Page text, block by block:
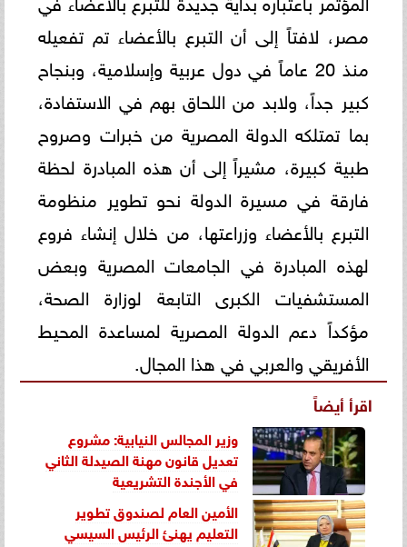
مصر، لافتاً إلى أن التبرع بالأعضاء تم تفعيله
منذ 20 عاماً في دول عربية وإسلامية، وبنجاح
كبير جداً، ولابد من اللحاق بهم في الاستفادة،
بما تمتلكه الدولة المصرية من خبرات وصروح
طبية كبيرة، مشيراً إلى أن هذه المبادرة لحظة
فارقة في مسيرة الدولة نحو تطوير منظومة
التبرع بالأعضاء وزراعتها، من خلال إنشاء فروع
لهذه المبادرة في الجامعات المصرية وبعض
المستشفيات الكبرى التابعة لوزارة الصحة،
مؤكداً دعم الدولة المصرية لمساعدة المحيط
الأفريقي والعربي في هذا المجال.
اقرأ أيضاً
وزير المجالس النيابية: مشروع
تعديل قانون مهنة الصيدلة الثاني
في الأجندة التشريعية
الأمين العام لصندوق تطوير
التعليم يهنئ الرئيس السيسي